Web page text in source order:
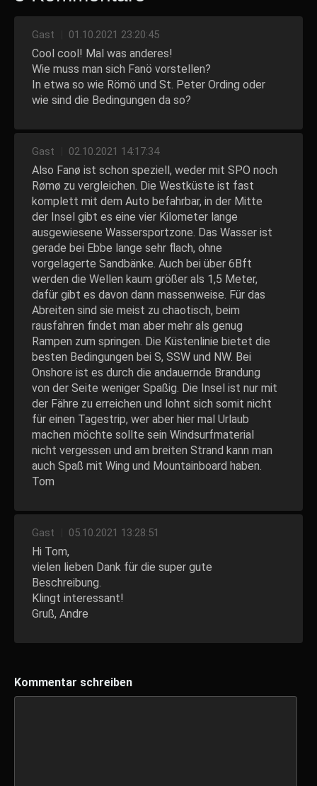
Gast 01.10.2021 23:20:45
Cool cool! Mal was anderes!
Wie muss man sich Fanö vorstellen?
In etwa so wie Römö und St. Peter Ording oder
wie sind die Bedingungen da so?
Gast 02.10.2021 14:17:34
Also Fanø ist schon speziell, weder mit SPO noch
Rømø zu vergleichen. Die Westküste ist fast
komplett mit dem Auto befahrbar, in der Mitte
der Insel gibt es eine vier Kilometer lange
ausgewiesene Wassersportzone. Das Wasser ist
gerade bei Ebbe lange sehr flach, ohne
vorgelagerte Sandbänke. Auch bei über 6Bft
werden die Wellen kaum größer als 1,5 Meter,
dafür gibt es davon dann massenweise. Für das
Abreiten sind sie meist zu chaotisch, beim
rausfahren findet man aber mehr als genug
Rampen zum springen. Die Küstenlinie bietet die
besten Bedingungen bei S, SSW und NW. Bei
Onshore ist es durch die andauernde Brandung
von der Seite weniger Spaßig. Die Insel ist nur mit
der Fähre zu erreichen und lohnt sich somit nicht
für einen Tagestrip, wer aber hier mal Urlaub
machen möchte sollte sein Windsurfmaterial
nicht vergessen und am breiten Strand kann man
auch Spaß mit Wing und Mountainboard haben.
Tom
Gast 05.10.2021 13:28:51
Hi Tom,
vielen lieben Dank für die super gute
Beschreibung.
Klingt interessant!
Gruß, Andre
Kommentar schreiben